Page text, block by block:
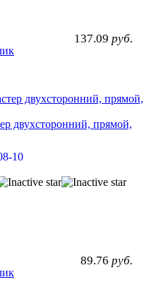
137.09 руб.
двухсторонний, прямой,
10
89.76 руб.